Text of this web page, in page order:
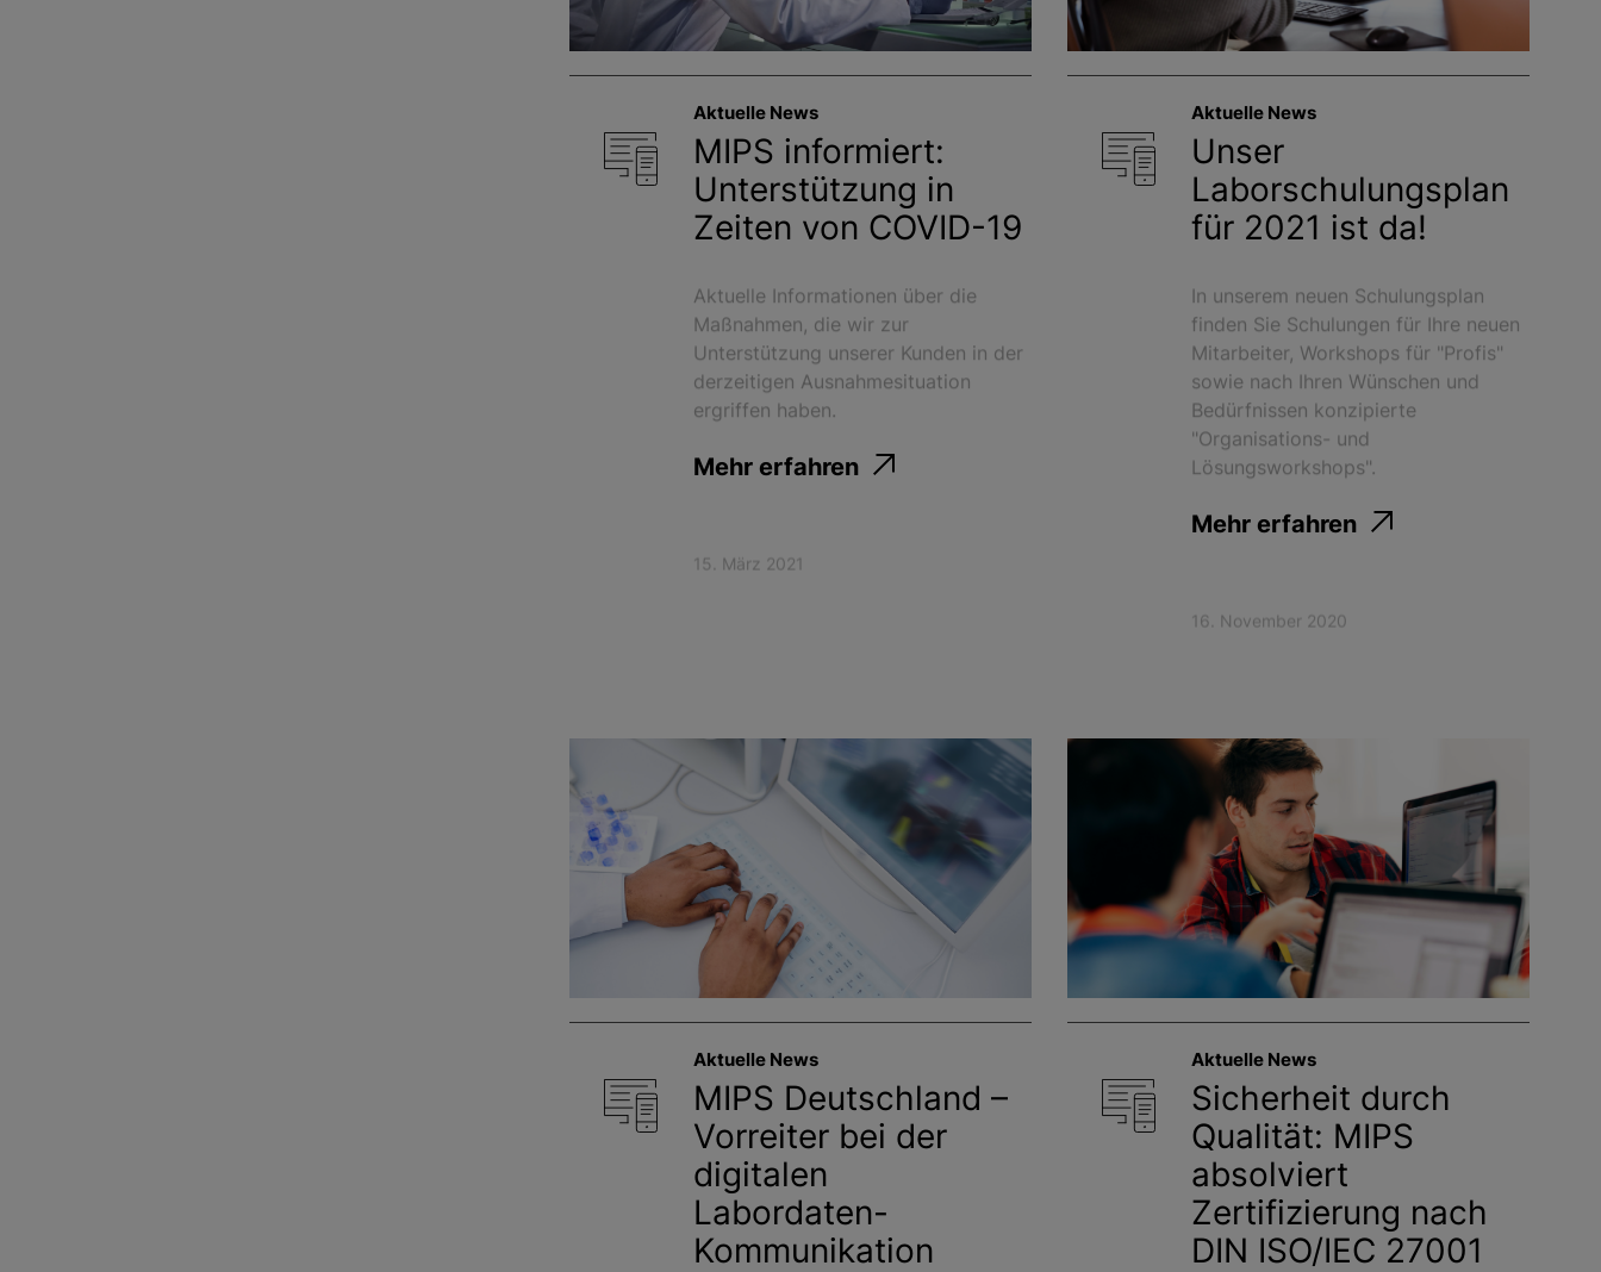
Aktuelle News
MIPS informiert:
Unterstützung in
Zeiten von COVID-19
Maßnahmen, die wir zur
Unterstützung unserer Kunden in der
derzeitigen Ausnahmesituation
ergriffen haben.
Mehr erfahren
Aktuelle News
Unser
Laborschulungsplan
für 2021 ist da!
finden Sie Schulungen für Ihre neuen
Mitarbeiter, Workshops für "Profis"
sowie nach Ihren Wünschen und
Bedürfnissen konzipierte
"Organisations- und
Lösungsworkshops".
Mehr erfahren
Aktuelle News
MIPS Deutschland –
Vorreiter bei der
digitalen
Labordaten-
Kommunikation
Aktuelle News
Sicherheit durch
Qualität: MIPS
absolviert
Zertifizierung nach
DIN ISO/IEC 27001